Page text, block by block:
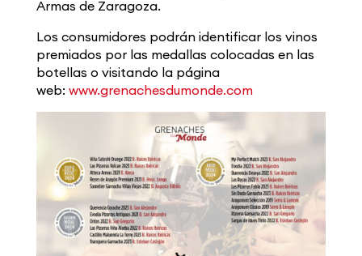
Armas de Zaragoza.
Los consumidores podrán identificar los vinos
premiados por las medallas colocadas en las
botellas o visitando la página
web: www.grenachesdumonde.com